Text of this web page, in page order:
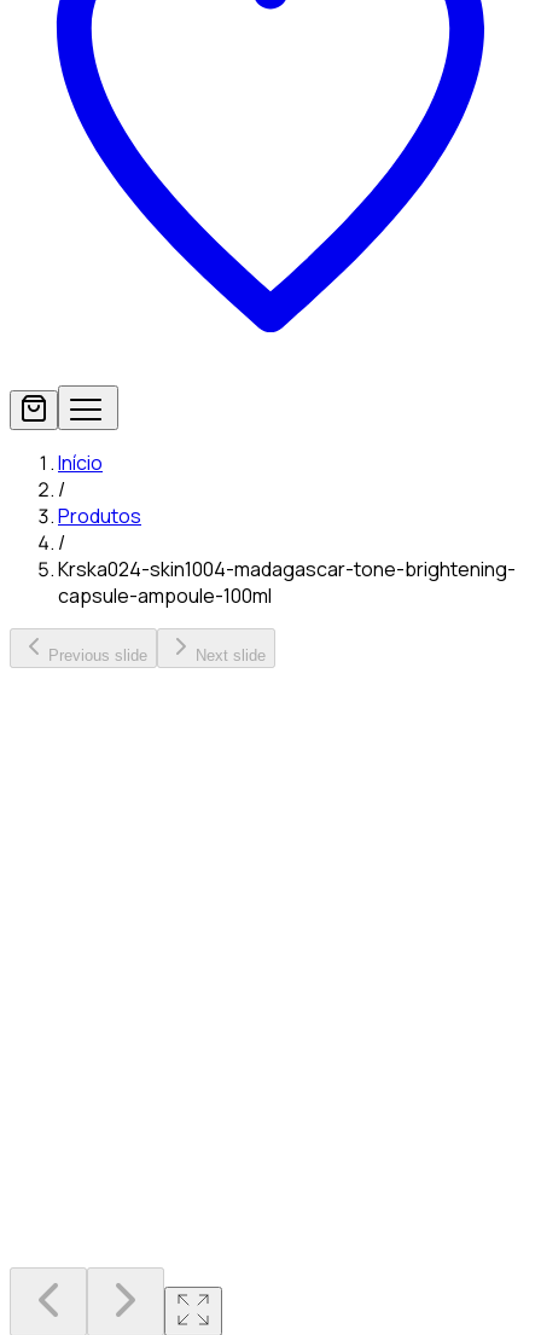
Início
/
Produtos
/
Krska024-skin1004-madagascar-tone-brightening-
capsule-ampoule-100ml
Previous slide Next slide